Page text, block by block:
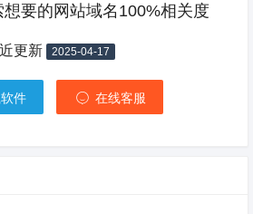
要的网站域名100%相关度
更新 2025-04-17
件 在线客服